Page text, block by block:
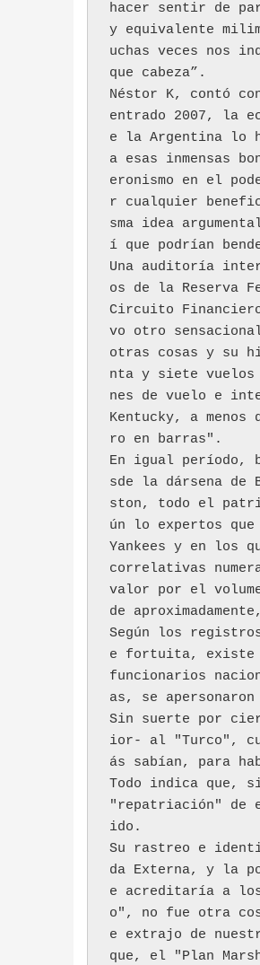
hacer sentir de
y equivalente
uchas veces nos
que cabeza”.
Néstor K, contó
entrado 2007, la
e la Argentina lo
a esas inmensas
eronismo en el
r cualquier
sma idea
í que podrían
Una auditoría
os de la Reserva
Circuito
vo otro
otras cosas y su
nta y siete vuelos
nes de vuelo e
Kentucky, a
ro en barras".
En igual período,
sde la dársena de
ston, todo el
ún lo expertos que
Yankees y en los
correlativas
valor por el
de
Según los
e fortuita, existe
funcionarios
as, se
Sin suerte por
ior- al "Turco",
ás sabían, para
Todo indica que,
"repatriación" de
ido.
Su rastreo e
da Externa, y la
e acreditaría a los
o", no fue otra
e extrajo de
que, el "Plan